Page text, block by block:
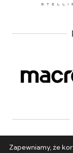
Zapewniamy, że